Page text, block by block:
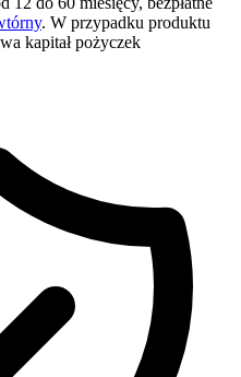
. W przypadku produktu
kapitał pożyczek